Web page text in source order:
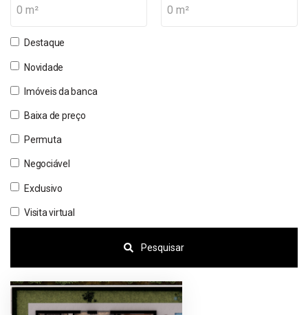
0 m² 0 m²
Destaque
Novidade
Imóveis da banca
Baixa de preço
Permuta
Negociável
Exclusivo
Visita virtual
Pesquisar